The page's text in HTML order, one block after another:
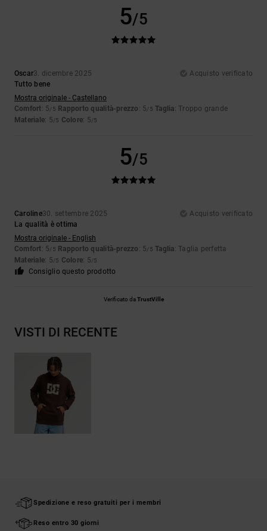
5/5
Oscar3. dicembre 2025
Acquisto verificato
Tutto bene
Mostra originale - Castellano
Comfort: 5/5 Rapporto qualità-prezzo : 5/5 Taglia: Troppo grande
Materiale: 5/5 Colore: 5/5
5/5
Caroline30. settembre 2025
Acquisto verificato
La qualità è ottima
Mostra originale - English
Comfort: 5/5 Rapporto qualità-prezzo : 5/5 Taglia: Taglia perfetta
Materiale: 5/5 Colore: 5/5
Consiglio questo prodotto
Verificato daTrustVille
VISTI DI RECENTE
Spedizione e reso gratuiti per i membri
Reso entro 30 giorni